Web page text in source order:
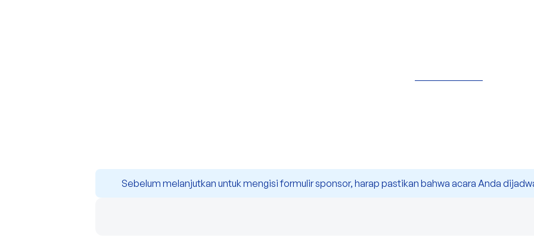
Sebelum melanjutkan untuk mengisi formulir sponsor, harap pastikan bahwa acara Anda